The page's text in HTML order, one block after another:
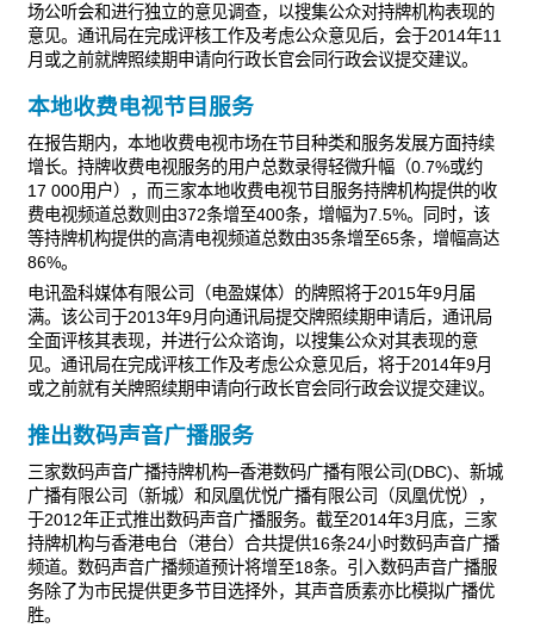
场公听会和进行独立的意见调查，以搜集公众对持牌机构表现的
意见。通讯局在完成评核工作及考虑公众意见后，会于2014年11
月或之前就牌照续期申请向行政长官会同行政会议提交建议。
本地收费电视节目服务
在报告期内，本地收费电视市场在节目种类和服务发展方面持续
增长。持牌收费电视服务的用户总数录得轻微升幅（0.7%或约
17 000用户），而三家本地收费电视节目服务持牌机构提供的收
费电视频道总数则由372条增至400条，增幅为7.5%。同时，该
等持牌机构提供的高清电视频道总数由35条增至65条，增幅高达
86%。
电讯盈科媒体有限公司（电盈媒体）的牌照将于2015年9月届
满。该公司于2013年9月向通讯局提交牌照续期申请后，通讯局
全面评核其表现，并进行公众谘询，以搜集公众对其表现的意
见。通讯局在完成评核工作及考虑公众意见后，将于2014年9月
或之前就有关牌照续期申请向行政长官会同行政会议提交建议。
推出数码声音广播服务
三家数码声音广播持牌机构─香港数码广播有限公司(DBC)、新城
广播有限公司（新城）和凤凰优悦广播有限公司（凤凰优悦），
于2012年正式推出数码声音广播服务。截至2014年3月底，三家
持牌机构与香港电台（港台）合共提供16条24小时数码声音广播
频道。数码声音广播频道预计将增至18条。引入数码声音广播服
务除了为市民提供更多节目选择外，其声音质素亦比模拟广播优
胜。